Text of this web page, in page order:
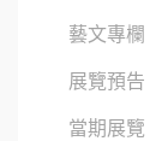
藝文專欄
展覽預告
當期展覽